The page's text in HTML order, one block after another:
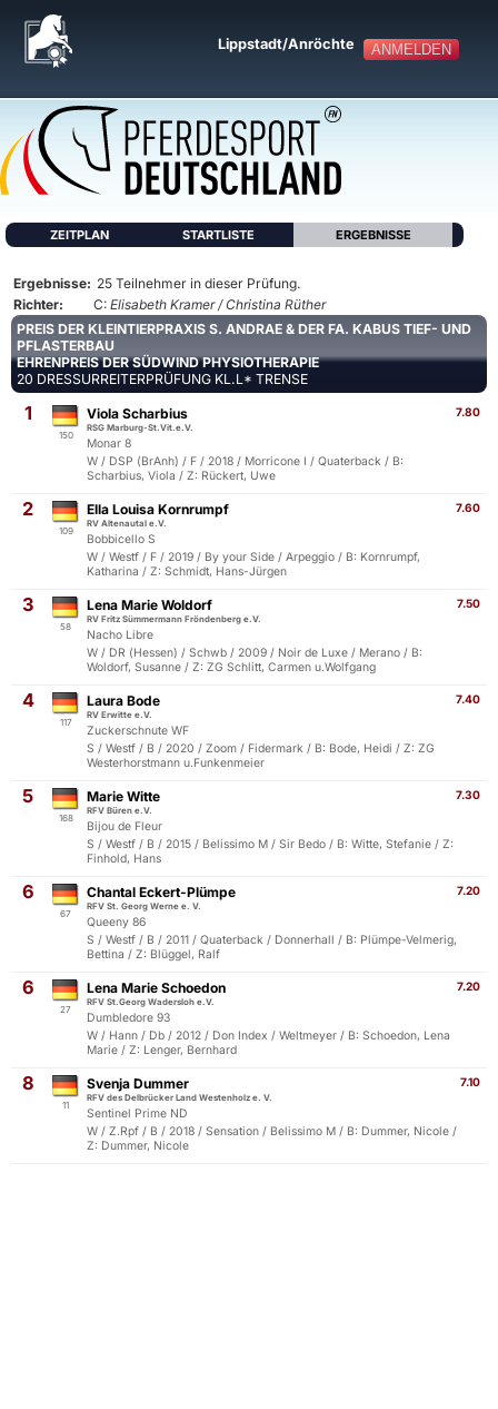
ANMELDEN
Lippstadt/Anröchte
ZEITPLAN STARTLISTE ERGEBNISSE
Ergebnisse: 25 Teilnehmer in dieser Prüfung.
Richter:
C: Elisabeth Kramer / Christina Rüther
PREIS DER KLEINTIERPRAXIS S. ANDRAE & DER FA. KABUS TIEF- UND
PFLASTERBAU
EHRENPREIS DER SÜDWIND PHYSIOTHERAPIE
20 DRESSURREITERPRÜFUNG KL.L* TRENSE
1
150
7.80
Viola Scharbius
RSG Marburg-St.Vit.e.V.
Monar 8
W / DSP (BrAnh) / F / 2018 / Morricone I / Quaterback / B:
Scharbius, Viola / Z: Rückert, Uwe
2
109
7.60
Ella Louisa Kornrumpf
RV Altenautal e.V.
Bobbicello S
W / Westf / F / 2019 / By your Side / Arpeggio / B: Kornrumpf,
Katharina / Z: Schmidt, Hans-Jürgen
3
58
7.50
Lena Marie Woldorf
RV Fritz Sümmermann Fröndenberg e.V.
Nacho Libre
W / DR (Hessen) / Schwb / 2009 / Noir de Luxe / Merano / B:
Woldorf, Susanne / Z: ZG Schlitt, Carmen u.Wolfgang
4
117
7.40
Laura Bode
RV Erwitte e.V.
Zuckerschnute WF
S / Westf / B / 2020 / Zoom / Fidermark / B: Bode, Heidi / Z: ZG
Westerhorstmann u.Funkenmeier
5
168
7.30
Marie Witte
RFV Büren e.V.
Bijou de Fleur
S / Westf / B / 2015 / Belissimo M / Sir Bedo / B: Witte, Stefanie / Z:
Finhold, Hans
6
67
7.20
Chantal Eckert-Plümpe
RFV St. Georg Werne e. V.
Queeny 86
S / Westf / B / 2011 / Quaterback / Donnerhall / B: Plümpe-Velmerig,
Bettina / Z: Blüggel, Ralf
6
27
7.20
Lena Marie Schoedon
RFV St.Georg Wadersloh e.V.
Dumbledore 93
W / Hann / Db / 2012 / Don Index / Weltmeyer / B: Schoedon, Lena
Marie / Z: Lenger, Bernhard
8
11
7.10
Svenja Dummer
RFV des Delbrücker Land Westenholz e. V.
Sentinel Prime ND
W / Z.Rpf / B / 2018 / Sensation / Belissimo M / B: Dummer, Nicole /
Z: Dummer, Nicole